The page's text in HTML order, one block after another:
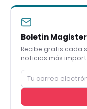
Boletín
Recibe gratis cada
noticias más